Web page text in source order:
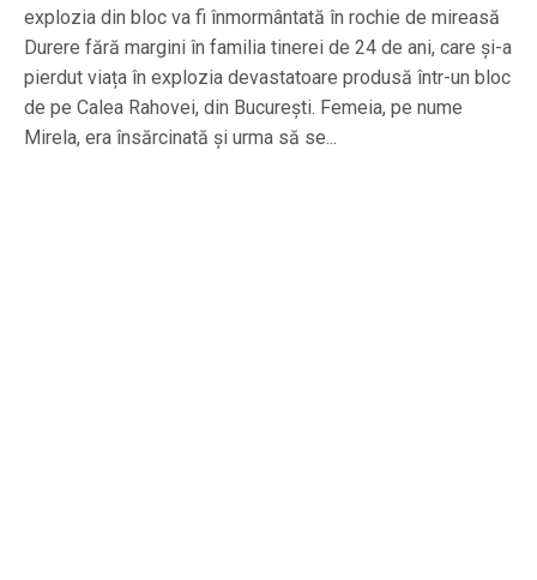
explozia din bloc va fi înmormântată în rochie de mireasă
Durere fără margini în familia tinerei de 24 de ani, care și-a
pierdut viața în explozia devastatoare produsă într-un bloc
de pe Calea Rahovei, din București. Femeia, pe nume
Mirela, era însărcinată și urma să se...